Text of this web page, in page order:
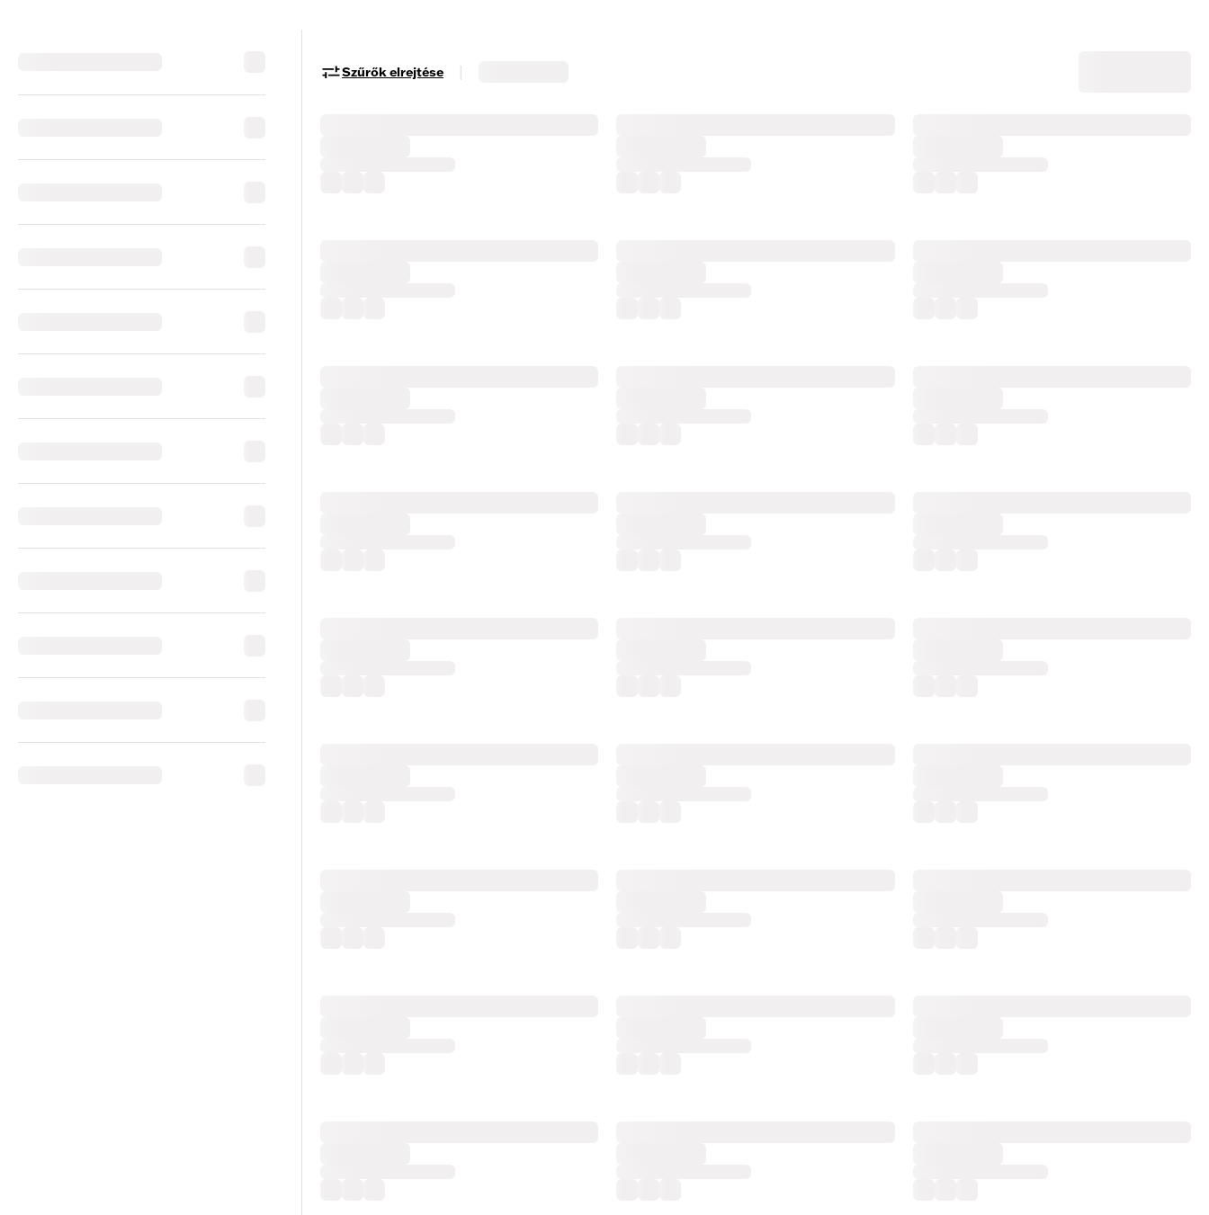
Szűrők elrejtése